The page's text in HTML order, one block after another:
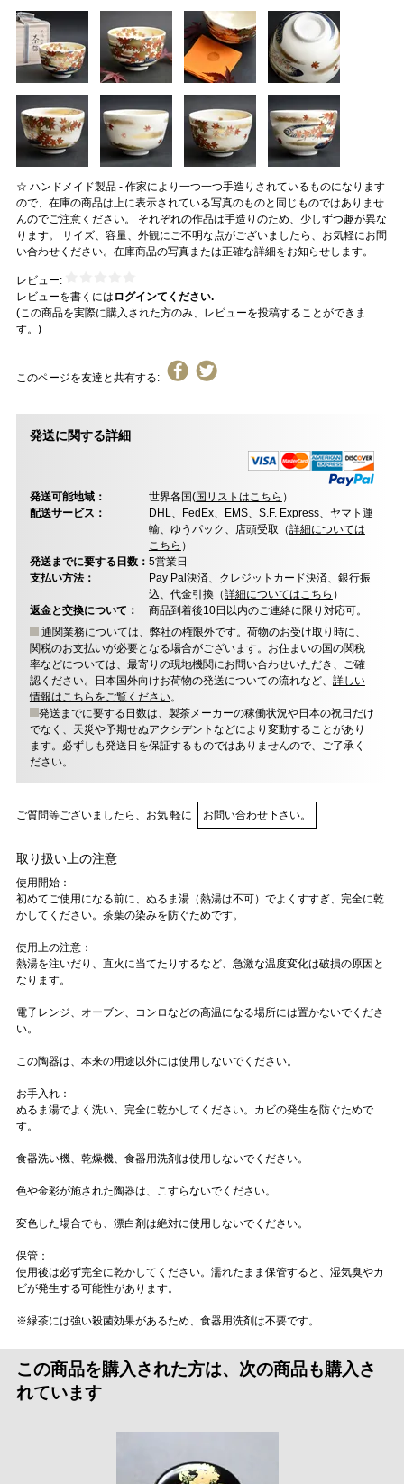
☆ ハンドメイド製品 - 作家により一つ一つ手造りされているものになります
ので、在庫の商品は上に表示されている写真のものと同じものではありませ
んのでご注意ください。 それぞれの作品は手造りのため、少しずつ趣が異な
ります。 サイズ、容量、外観にご不明な点がございましたら、お気軽にお問
い合わせください。在庫商品の写真または正確な詳細をお知らせします。
レビュー:
レビューを書くには ログインてください.
(この商品を実際に購入された方のみ、レビューを投稿することができま
す。)
このページを友達と共有する:
発送に関する詳細
発送可能地域： 世界各国(国リストはこちら ）
配送サービス：
DHL、FedEx、EMS、S.F. Express、ヤマト運
輸、ゆうパック、店頭受取（詳細については
こちら ）
発送までに要する日数： 5営業日
支払い方法：
Pay Pal決済、クレジットカード決済、銀行振
込、代金引換（詳細についてはこちら ）
返金と交換について：
商品到着後10日以内のご連絡に限り対応可。
通関業務については、弊社の権限外です。荷物のお受け取り時に、
関税のお支払いが必要となる場合がございます。お住まいの国の関税
率などについては、最寄りの現地機関にお問い合わせいただき、ご確
認ください。日本国外向けお荷物の発送についての流れなど、 詳しい
情報はこちらをご覧ください。
発送までに要する日数は、製茶メーカーの稼働状況や日本の祝日だけ
でなく、天災や予期せぬアクシデントなどにより変動することがあり
ます。必ずしも発送日を保証するものではありませんので、ご了承く
ださい。
ご質問等ございましたら、お気 軽に お問い合わせ下さい。
取り扱い上の注意
使用開始：
初めてご使用になる前に、ぬるま湯（熱湯は不可）でよくすすぎ、完全に乾
かしてください。茶葉の染みを防ぐためです。
使用上の注意：
熱湯を注いだり、直火に当てたりするなど、急激な温度変化は破損の原因と
なります。
電子レンジ、オーブン、コンロなどの高温になる場所には置かないでくださ
い。
この陶器は、本来の用途以外には使用しないでください。
お手入れ：
ぬるま湯でよく洗い、完全に乾かしてください。カビの発生を防ぐためで
す。
食器洗い機、乾燥機、食器用洗剤は使用しないでください。
色や金彩が施された陶器は、こすらないでください。
変色した場合でも、漂白剤は絶対に使用しないでください。
保管：
使用後は必ず完全に乾かしてください。濡れたまま保管すると、湿気臭やカ
ビが発生する可能性があります。
※緑茶には強い殺菌効果があるため、食器用洗剤は不要です。
この商品を購入された方は、次の商品も購入さ
れています